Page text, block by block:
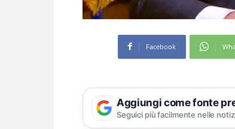
Facebook
Aggiungi come fonte
Seguici più facilmente nelle